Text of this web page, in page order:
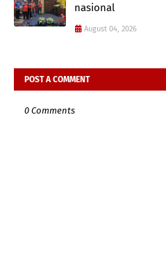
nasional
August 04, 2026
POST A COMMENT
0 Comments